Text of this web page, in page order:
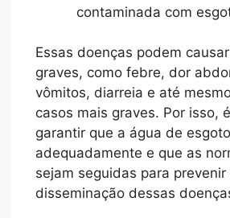
contaminada com
Essas doenças podem
graves, como febre, dor
vômitos, diarreia e até
casos mais graves. Por isso,
garantir que a água de
adequadamente e que as
sejam seguidas para prevenir
disseminação dessas